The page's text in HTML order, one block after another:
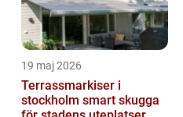
19 maj 2026
Terrassmarkiser i
stockholm smart skugga